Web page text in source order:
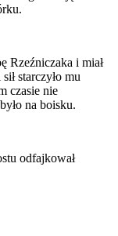
Rzeźniczaka i miał
starczyło mu
czasie nie
na boisku.
odfajkował